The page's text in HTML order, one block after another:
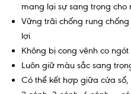
mang lại sự sang trọng cho
Vững trãi chống rung
lợi
Không bị cong vênh co
Luôn giữ màu sắc sang
Có thể kết hợp giữa cửa